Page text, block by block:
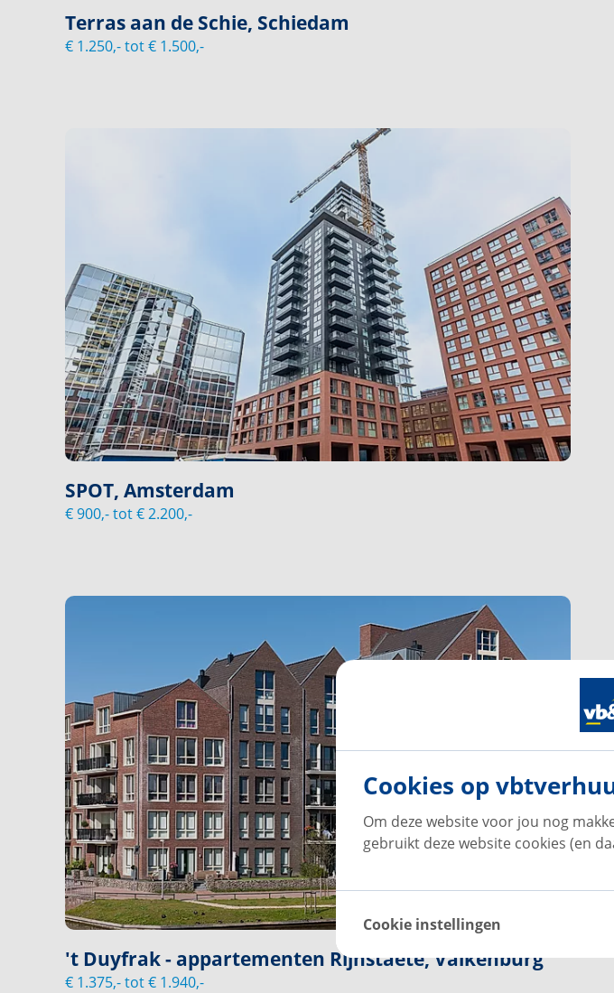
Terras aan de Schie, Schiedam
€ 1.250,- tot € 1.500,-
SPOT, Amsterdam
€ 900,- tot € 2.200,-
't Duyfrak - appartementen Rijnstaete, Valkenburg
€ 1.375,- tot € 1.940,-
Cookies op
Om deze website voor jou nog
gebruikt deze website cookies (en
Cookie instellingen